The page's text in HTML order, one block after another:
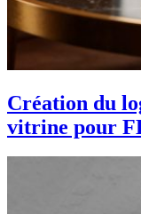
Création du
vitrine pour